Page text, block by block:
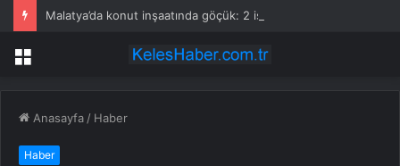
Menü
Anasayfa / Haber
Haber